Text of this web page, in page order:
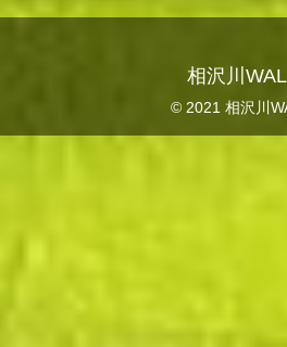
相沢川
© 2021 相沢川